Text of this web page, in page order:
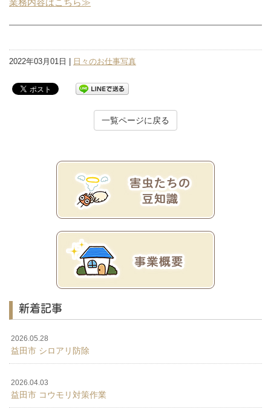
業務内容はこちら≫
2022年03月01日 | 日々のお仕事写真
一覧ページに戻る
新着記事
2026.05.28
益田市 シロアリ防除
2026.04.03
益田市 コウモリ対策作業